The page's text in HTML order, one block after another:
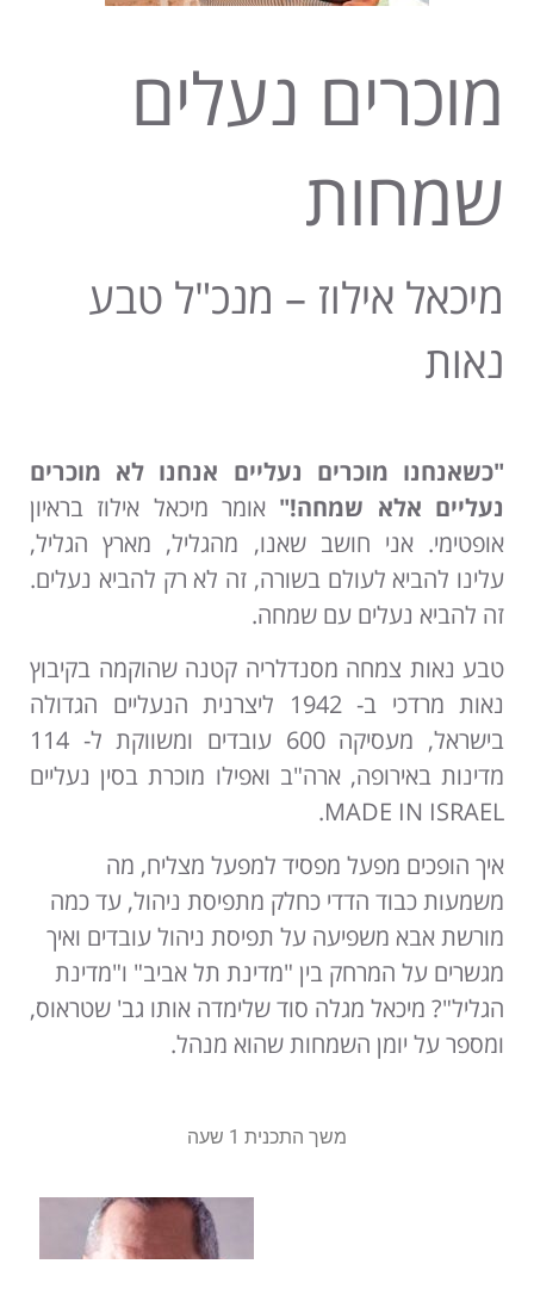
מוכרים נעלים
שמחות
מיכאל אילוז – מנכ"ל טבע
נאות
"כשאנחנו מוכרים נעליים אנחנו לא מוכרים
נעליים אלא שמחה!" אומר מיכאל אילוז בראיון
אופטימי. אני חושב שאנו, מהגליל, מארץ הגליל,
עלינו להביא לעולם בשורה, זה לא רק להביא נעלים.
זה להביא נעלים עם שמחה.
טבע נאות צמחה מסנדלריה קטנה שהוקמה בקיבוץ
נאות מרדכי ב- 1942 ליצרנית הנעליים הגדולה
בישראל, מעסיקה 600 עובדים ומשווקת ל- 114
מדינות באירופה, ארה"ב ואפילו מוכרת בסין נעליים
MADE IN ISRAEL.
איך הופכים מפעל מפסיד למפעל מצליח, מה
משמעות כבוד הדדי כחלק מתפיסת ניהול, עד כמה
מורשת אבא משפיעה על תפיסת ניהול עובדים ואיך
מגשרים על המרחק בין "מדינת תל אביב" ו"מדינת
הגליל"? מיכאל מגלה סוד שלימדה אותו גב' שטראוס,
ומספר על יומן השמחות שהוא מנהל.
משך התכנית 1 שעה